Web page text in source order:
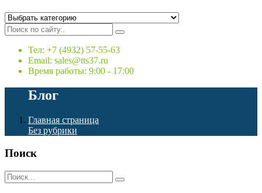
Тел: +7 (4932) 57-55-63
Email: sales@tts37.ru
Время работы: 9:00 - 17:00
Блог
Главная страница
Без рубрики
Поиск